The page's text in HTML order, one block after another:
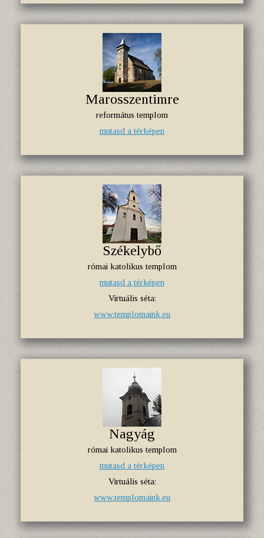
Marosszentimre
református templom
mutasd a térképen
Székelybő
római katolikus templom
mutasd a térképen
Virtuális séta:
www.templomaink.eu
Nagyág
római katolikus templom
mutasd a térképen
Virtuális séta:
www.templomaink.eu